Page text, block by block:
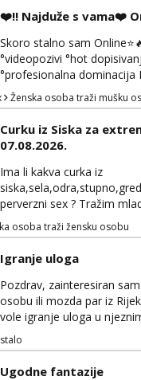
❤️‼️ Najduže s vama❤️
Skoro stalno sam
°videopozivi °hot
°profesionalna dominacija
videopozivom, no ako se
javite, vise vam ju ne
diskretna. Probaj me
mene 😜😇 Nemojte me
ne radim. 0998785600
porukom na WhatsApp🩷
Ženska osoba traži mušku
Curku iz Siska za
07.08.2026.
Ima li kakva curka iz
perverzni sex ? Tražim
curku,duboko
pljuvačke,ulja i
prostate,rimyob,extremno
tabua,najlonke crne i
obavezno imati na sebi,za
nudim za druženje
mene,javljanje isključivo
osoba traži žensku osobu
Igranje uloga
Pozdrav, zainteresiran
osobu ili mozda par iz
vole igranje uloga u
pricama, izgled nebitan,
zelis i da se volis
viber, wapp ili zovite. Samo
Ugodne fantazije